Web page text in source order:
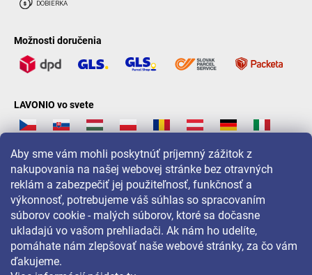
Aby sme vám mohli poskytnúť príjemný zážitok z
nakupovania na našej webovej stránke bez otravných
reklám a zabezpečiť jej použiteľnosť, funkčnosť a
výkonnosť, potrebujeme váš súhlas so spracovaním
súborov cookie - malých súborov, ktoré sa dočasne
ukladajú vo vašom prehliadači. Ak nám ho udelíte,
pomáhate nám zlepšovať naše webové stránky, za čo vám
ďakujeme.
Možnosti doručenia
LAVONIO vo svete
Pre akcie, súťaže a zľavy nás sledujte na: